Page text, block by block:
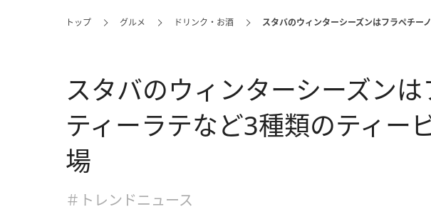
トップ グルメ ドリンク・お酒 スタバのウィンターシーズンはフラペチー
スタバのウィンターシーズン
ティーラテなど3種類のティー
場
＃トレンドニュース